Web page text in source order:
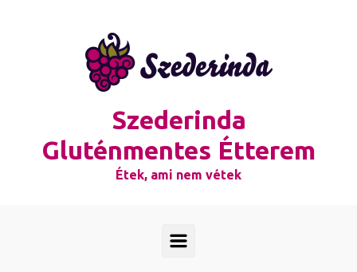
Szederinda
Gluténmentes Étterem
Étek, ami nem vétek